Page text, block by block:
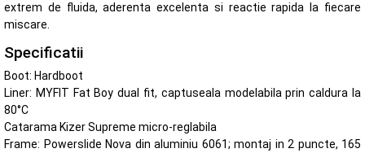
extrem de fluida, aderenta excelenta si reactie rapida la fiecare
miscare.
Specificatii
Boot: Hardboot
Liner: MYFIT Fat Boy dual fit, captuseala modelabila prin caldura la
80°C
Catarama Kizer Supreme micro-reglabila
Frame: Powerslide Nova din aluminiu 6061; montaj in 2 puncte, 165